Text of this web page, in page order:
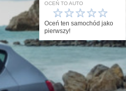
OCEŃ TO AUTO
☆
☆
☆
☆
☆
Oceń ten samochód jako
pierwszy!